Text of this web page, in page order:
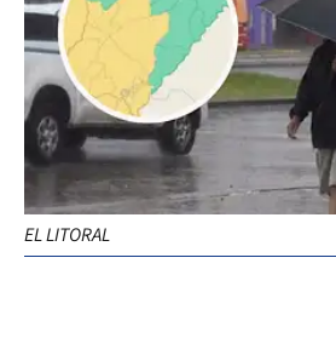
EL LITORAL